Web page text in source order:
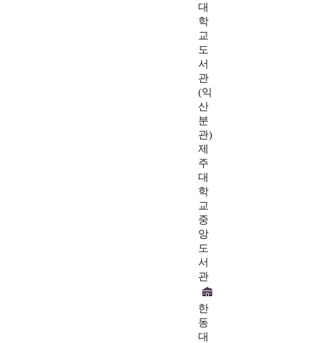
대
학
교
도
서
관
(익
산
분
관)
제
주
대
학
교
중
앙
도
서
관
한
동
대